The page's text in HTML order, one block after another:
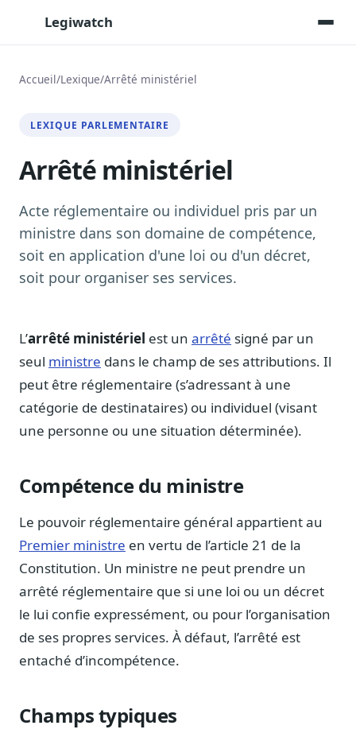
Legiwatch
Posez vos questions, réponses sourcées
Transcriptions IA
Toutes les séances AN/Sénat transcrites
Synthèses IA
Résumés automatiques des dossiers longs
Veille des matinales radio
9 interviews politiques, analysées avant 10 h
Exports & livrables
Notes, briefings, tableaux de bord
Fiches parlementaires
Parcours, mandats, prises de position
Registre HATVP
Affaires publiques
Affaires réglementaires
Fédérations & plaidoyer
Journalistes
Accueil/Lexique/Arrêté ministériel
LEXIQUE PARLEMENTAIRE
Arrêté ministériel
Acte réglementaire ou individuel pris par un
ministre dans son domaine de compétence,
soit en application d'une loi ou d'un décret,
soit pour organiser ses services.
L’arrêté ministériel est un arrêté signé par un
seul ministre dans le champ de ses attributions. Il
peut être réglementaire (s’adressant à une
catégorie de destinataires) ou individuel (visant
une personne ou une situation déterminée).
Compétence du ministre
Le pouvoir réglementaire général appartient au
Premier ministre en vertu de l’article 21 de la
Constitution. Un ministre ne peut prendre un
arrêté réglementaire que si une loi ou un décret
le lui confie expressément, ou pour l’organisation
de ses propres services. À défaut, l’arrêté est
entaché d’incompétence.
Champs typiques